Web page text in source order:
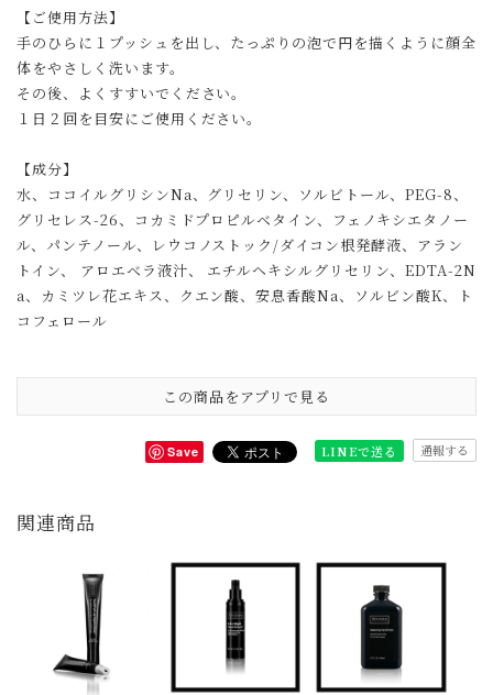
【ご使用方法】
手のひらに１プッシュを出し、たっぷりの泡で円を描くように顔全
体をやさしく洗います。
その後、よくすすいでください。
１日２回を目安にご使用ください。
【成分】
水、ココイルグリシンNa、グリセリン、ソルビトール、PEG-8、
グリセレス-26、コカミドプロピルベタイン、フェノキシエタノー
ル、パンテノール、レウコノストック/ダイコン根発酵液、アラン
トイン、 アロエベラ液汁、 エチルヘキシルグリセリン、EDTA-2N
a、カミツレ花エキス、クエン酸、安息香酸Na、ソルビン酸K、ト
コフェロール
この商品をアプリで見る
Save LINEで送る 通報する
関連商品